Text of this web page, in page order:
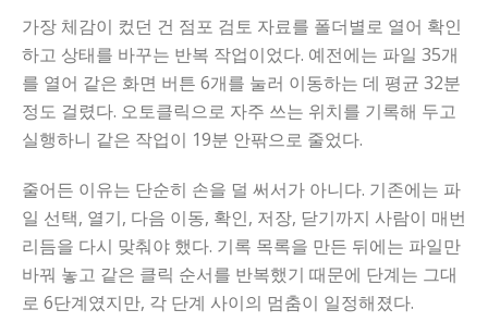
가장 체감이 컸던 건 점포 검토 자료를 폴더별로 열어 확인
하고 상태를 바꾸는 반복 작업이었다. 예전에는 파일 35개
를 열어 같은 화면 버튼 6개를 눌러 이동하는 데 평균 32분
정도 걸렸다. 오토클릭으로 자주 쓰는 위치를 기록해 두고
실행하니 같은 작업이 19분 안팎으로 줄었다.
줄어든 이유는 단순히 손을 덜 써서가 아니다. 기존에는 파
일 선택, 열기, 다음 이동, 확인, 저장, 닫기까지 사람이 매번
리듬을 다시 맞춰야 했다. 기록 목록을 만든 뒤에는 파일만
바꿔 놓고 같은 클릭 순서를 반복했기 때문에 단계는 그대
로 6단계였지만, 각 단계 사이의 멈춤이 일정해졌다.